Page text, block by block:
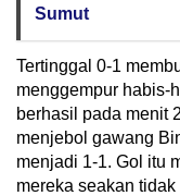
Sumut
Tertinggal 0-1
menggempur habis-
berhasil pada menit
menjebol gawang
menjadi 1-1. Gol itu
mereka seakan